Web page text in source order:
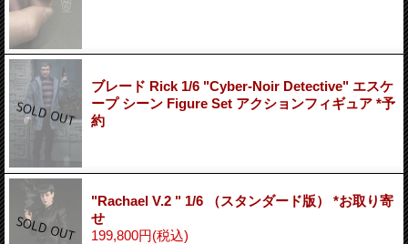
ブレード Rick 1/6 "Cyber-Noir Detective" エスケ
ープ シーン Figure Set アクションフィギュア *予
約
"Rachael V.2 " 1/6 （スタンダード版） *お取り寄
せ
199,800円(税込)